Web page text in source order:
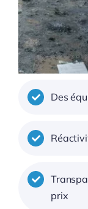
Des
prix